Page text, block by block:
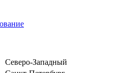
Северо-Западный